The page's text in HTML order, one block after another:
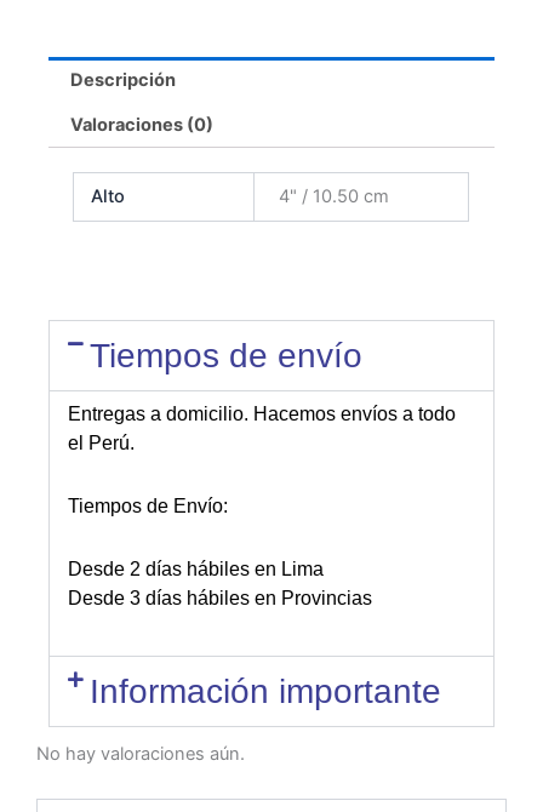
Descripción
Valoraciones (0)
Alto 4" / 10.50 cm
Tiempos de envío
Entregas a domicilio. Hacemos envíos a todo
el Perú.
Tiempos de Envío:
Desde 2 días hábiles en Lima
Desde 3 días hábiles en Provincias
Información importante
No hay valoraciones aún.